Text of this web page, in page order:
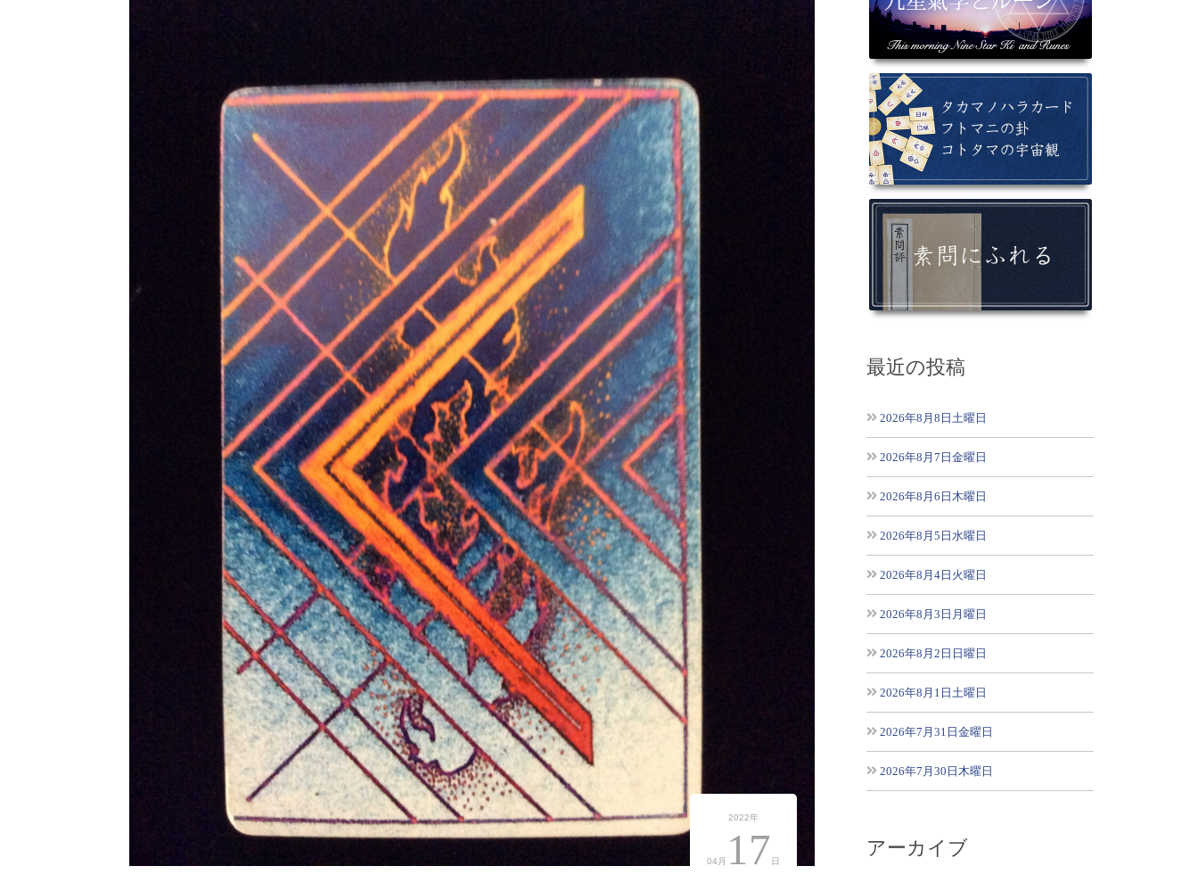
2022年
04月 17 日
最近の投稿
2026年8月8日土曜日
2026年8月7日金曜日
2026年8月6日木曜日
2026年8月5日水曜日
2026年8月4日火曜日
2026年8月3日月曜日
2026年8月2日日曜日
2026年8月1日土曜日
2026年7月31日金曜日
2026年7月30日木曜日
アーカイブ